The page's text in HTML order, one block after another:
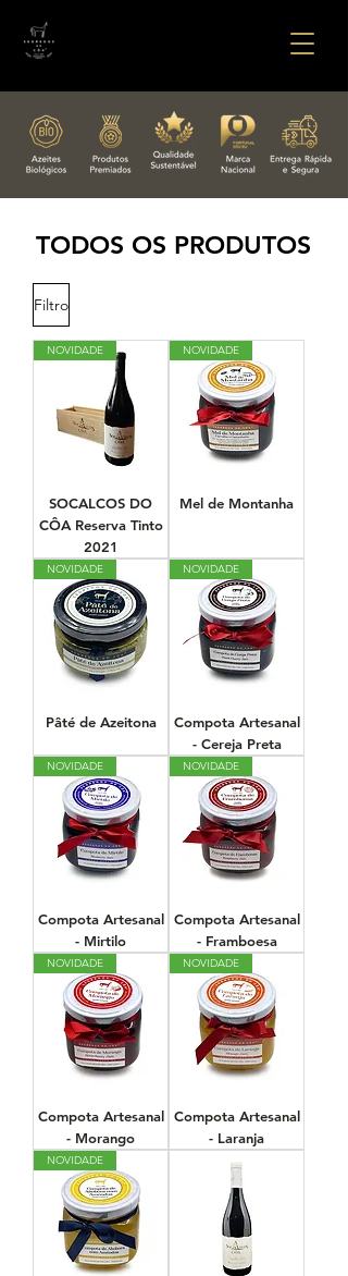
TODOS OS PRODUTOS
Filtro
NOVIDADE
SOCALCOS DO
CÔA Reserva Tinto
2021
NOVIDADE
Mel de Montanha
NOVIDADE
Pâté de Azeitona
NOVIDADE
Compota Artesanal
- Cereja Preta
NOVIDADE
Compota Artesanal
- Mirtilo
NOVIDADE
Compota Artesanal
- Framboesa
NOVIDADE
Compota Artesanal
- Morango
NOVIDADE
Compota Artesanal
- Laranja
NOVIDADE